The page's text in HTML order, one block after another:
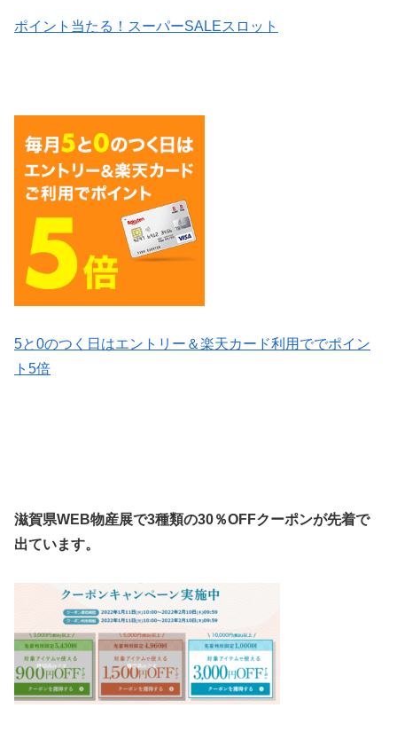
ポイント当たる！スーパーSALEスロット
5と0のつく日はエントリー＆楽天カード利用ででポイン
ト5倍
滋賀県WEB物産展で3種類の30％OFFクーポンが先着で
出ています。